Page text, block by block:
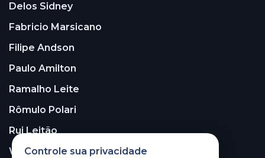
Delos Sidney
Fabricio Marsicano
Filipe Andson
Paulo Amilton
Ramalho Leite
Rômulo Polari
Rui Leitão
Walter Santos
Controle sua privacidade